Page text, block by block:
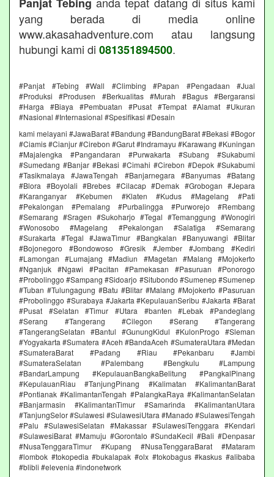
yang berada di media online
www.akasahadventure.com atau langsung
hubungi kami di 081351894500.
#Panjat #Tebing #Wall #Climbing #Papan #Pengadaan #Jual
#Produksi #Produsen #Berkualitas #Murah #Bagus #Bergaransi
#Harga #Biaya #Pembuatan #Pusat #Tempat #Alamat #Ukuran
#Nasional #Internasional #Spesifikasi #Desain
kami melayani #JawaBarat #Bandung #BandungBarat #Bekasi #Bogor
#Ciamis #Cianjur #Cirebon #Garut #Indramayu #Karawang #Kuningan
#Majalengka #Pangandaran #Purwakarta #Subang #Sukabumi
#Sumedang #Banjar #Bekasi #Cimahi #Cirebon #Depok #Sukabumi
#Tasikmalaya #JawaTengah #Banjarnegara #Banyumas #Batang
#Blora #Boyolali #Brebes #Cilacap #Demak #Grobogan #Jepara
#Karanganyar #Kebumen #Klaten #Kudus #Magelang #Pati
#Pekalongan #Pemalang #Purbalingga #Purworejo #Rembang
#Semarang #Sragen #Sukoharjo #Tegal #Temanggung #Wonogiri
#Wonosobo #Magelang #Pekalongan #Salatiga #Semarang
#Surakarta #Tegal #JawaTimur #Bangkalan #Banyuwangi #Blitar
#Bojonegoro #Bondowoso #Gresik #Jember #Jombang #Kediri
#Lamongan #Lumajang #Madiun #Magetan #Malang #Mojokerto
#Nganjuk #Ngawi #Pacitan #Pamekasan #Pasuruan #Ponorogo
#Probolinggo #Sampang #Sidoarjo #Situbondo #Sumenep #Sumenep
#Tuban #Tulungagung #Batu #Blitar #Malang #Mojokerto #Pasuruan
#Probolinggo #Surabaya #Jakarta #KepulauanSeribu #Jakarta #Barat
#Pusat #Selatan #Timur #Utara #banten #Lebak #Pandeglang
#Serang #Tangerang #Cilegon #Serang #Tangerang
#TangerangSelatan #Bantul #GunungKidul #KulonProgo #Sleman
#Yogyakarta #Sumatera #Aceh #BandaAceh #SumateraUtara #Medan
#SumateraBarat #Padang #Riau #Pekanbaru #Jambi
#SumateraSelatan #Palembang #Bengkulu #Lampung
#BandarLampung #KepulauanBangkaBelitung #PangkalPinang
#KepulauanRiau #TanjungPinang #Kalimatan #KalimantanBarat
#Pontianak #KalimantanTengah #PalangkaRaya #KalimantanSelatan
#Banjarmasin #KalimantanTimur #Samarinda #KalimantanUtara
#TanjungSelor #Sulawesi #SulawesiUtara #Manado #SulawesiTengah
#Palu #SulawesiSelatan #Makassar #SulawesiTenggara #Kendari
#SulawesiBarat #Mamuju #Gorontalo #SundaKecil #Bali #Denpasar
#NusaTenggaraTimur #Kupang #NusaTenggaraBarat #Mataram
#lombok #tokopedia #bukalapak #olx #tokobagus #kaskus #alibaba
#blibli #elevenia #indonetwork